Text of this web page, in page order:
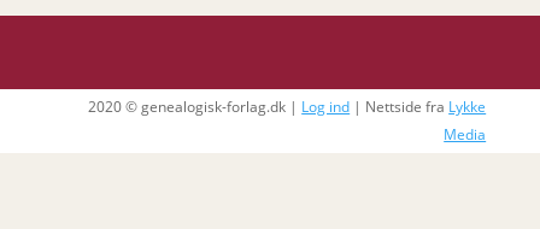
2020 © genealogisk-forlag.dk | Log ind | Nettside fra Lykke
Media